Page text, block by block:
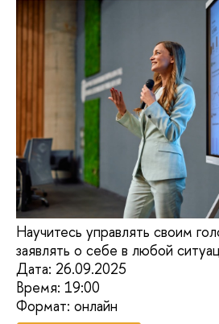
Научитесь управлять своим
заявлять о себе в любой
Дата: 26.09.2025
Время: 19:00
Формат: онлайн